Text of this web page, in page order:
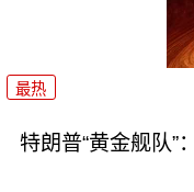
最热
特朗普“黄金舰队”